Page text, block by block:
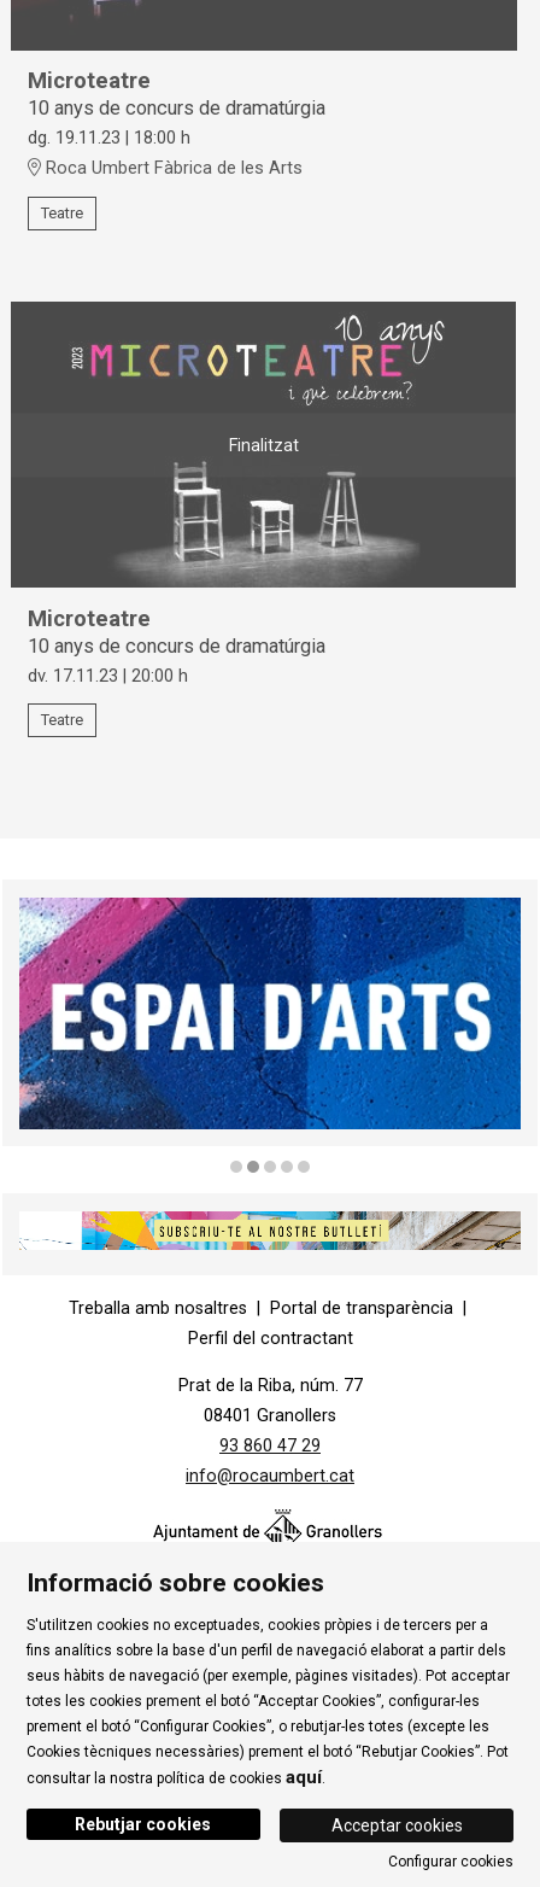
Microteatre
10 anys de concurs de dramatúrgia
dg. 19.11.23 | 18:00 h
Roca Umbert Fàbrica de les Arts
Teatre
Finalitzat
Microteatre
10 anys de concurs de dramatúrgia
dv. 17.11.23 |20:00 h
Teatre
Treballa amb nosaltres
Portal de transparència
Perfil del contractant
Prat de la Riba, núm. 77
08401 Granollers
93 860 47 29
info@rocaumbert.cat
Contacte | Instància Genèrica | Alta Tercers
|
Ús de Cookies
| Política de privadesa | Avís Legal
|
Condicions d'ús Roca Umbert
Link a rssLink a instagramLink a youtubeLink a twitter
Link
Informació sobre cookies
S'utilitzen cookies no exceptuades, cookies pròpies i de tercers per a
fins analítics sobre la base d'un perfil de navegació elaborat a partir dels
seus hàbits de navegació (per exemple, pàgines visitades). Pot acceptar
totes les cookies prement el botó “Acceptar Cookies”, configurar-les
prement el botó “Configurar Cookies”, o rebutjar-les totes (excepte les
Cookies tècniques necessàries) prement el botó “Rebutjar Cookies”. Pot
consultar la nostra política de cookies aquí.
Acceptar cookies
Rebutjar cookies
Configurar cookies